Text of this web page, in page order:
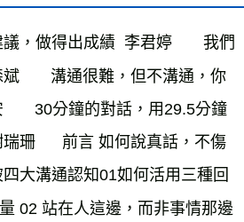
，做得出成績  李君婷       我們
溝通很難，但不溝通，你
30分鐘的對話，用29.5分鐘
珊      前言 如何說真話，不傷
大溝通認知01如何活用三種回
02 站在人這邊，而非事情那邊